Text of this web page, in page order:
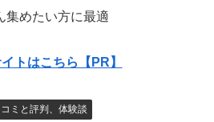
集めたい方に最適
トはこちら【PR】
ミと評判、体験談